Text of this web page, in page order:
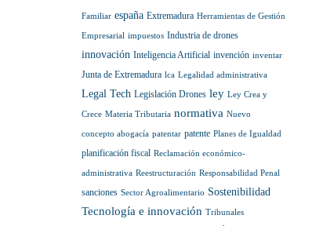
Lawyers
Familiar españa Extremadura Herramientas de Gestión
Empresarial impuestos Industria de drones
innovación Inteligencia Artificial invención inventar
Junta de Extremadura lca Legalidad administrativa
Legal Tech Legislación Drones ley Ley Crea y
Crece Materia Tributaria normativa Nuevo
concepto abogacía patentar patente Planes de Igualdad
planificación fiscal Reclamación económico-
administrativa Reestructuración Responsabilidad Penal
sanciones Sector Agroalimentario Sostenibilidad
Tecnología e innovación Tribunales